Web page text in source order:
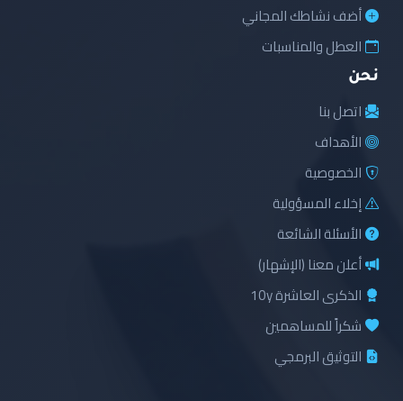
أضف نشاطك المجاني
العطل والمناسبات
نحن
اتصل بنا
الأهداف
الخصوصية
إخلاء المسؤولية
الأسئلة الشائعة
أعلن معنا (الإشهار)
الذكرى العاشرة 10y
شكراً للمساهمين
التوثيق البرمجي